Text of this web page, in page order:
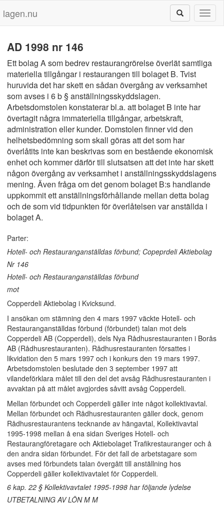
lagen.nu
AD 1998 nr 146
Ett bolag A som bedrev restaurangrörelse överlät samtliga
materiella tillgångar i restaurangen till bolaget B. Tvist
huruvida det har skett en sådan övergång av verksamhet
som avses i 6 b § anställningsskyddslagen.
Arbetsdomstolen konstaterar bl.a. att bolaget B inte har
övertagit några immateriella tillgångar, arbetskraft,
administration eller kunder. Domstolen finner vid den
helhetsbedömning som skall göras att det som har
överlåtits inte kan beskrivas som en bestående ekonomisk
enhet och kommer därför till slutsatsen att det inte har skett
någon övergång av verksamhet i anställningsskyddslagens
mening. Även fråga om det genom bolaget B:s handlande
uppkommit ett anställningsförhållande mellan detta bolag
och de som vid tidpunkten för överlåtelsen var anställda i
bolaget A.
Parter:
Hotell- och Restauranganställdas förbund; Copeprdeli Aktiebolag
Nr 146
Hotell- och Restauranganställdas förbund
mot
Copperdeli Aktiebolag i Kvicksund.
I ansökan om stämning den 4 mars 1997 väckte Hotell- och
Restauranganställdas förbund (förbundet) talan mot dels
Copperdeli AB (Copperdeli), dels Nya Rådhusrestauranten i Borås
AB (Rådhusrestauranten). Rådhusrestauranten försattes i
likvidation den 5 mars 1997 och i konkurs den 19 mars 1997.
Arbetsdomstolen beslutade den 3 september 1997 att
vilandeförklara målet till den del det avsåg Rådhusrestauranten i
avvaktan på att målet avgjordes såvitt avsåg Copperdeli.
Mellan förbundet och Copperdeli gäller inte något kollektivavtal.
Mellan förbundet och Rådhusrestauranten gäller dock, genom
Rådhusrestaurantens tecknande av hängavtal, Kollektivavtal
1995-1998 mellan å ena sidan Sveriges Hotell- och
Restaurangföretagare och Aktiebolaget Trafikrestauranger och å
den andra sidan förbundet. För det fall de arbetstagare som
avses med förbundets talan övergått till anställning hos
Copperdeli gäller kollektivavtalet för Copperdeli.
6 kap. 22 § Kollektivavtalet 1995-1998 har följande lydelse
UTBETALNING AV LÖN M M